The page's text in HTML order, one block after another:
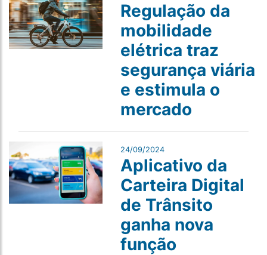
Regulação da
mobilidade
elétrica traz
segurança viária
e estimula o
mercado
24/09/2024
Aplicativo da
Carteira Digital
de Trânsito
ganha nova
função